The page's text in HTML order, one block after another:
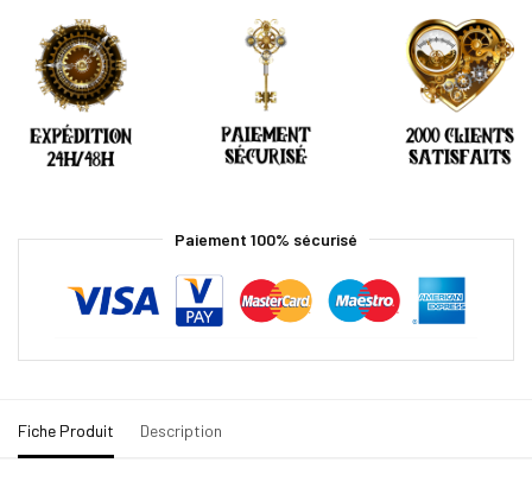
Paiement 100% sécurisé
Fiche Produit Description